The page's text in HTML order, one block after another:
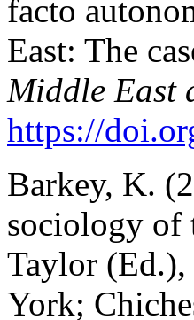
facto
East: The
Middle East
https://
Barkey, K.
sociology of
Taylor (Ed.),
York;